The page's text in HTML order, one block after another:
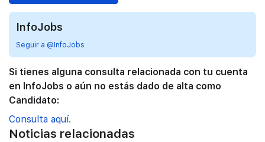
InfoJobs
Seguir a @InfoJobs
Si tienes alguna consulta relacionada con tu cuenta
en InfoJobs o aún no estás dado de alta como
Candidato:
Consulta aquí.
Noticias relacionadas